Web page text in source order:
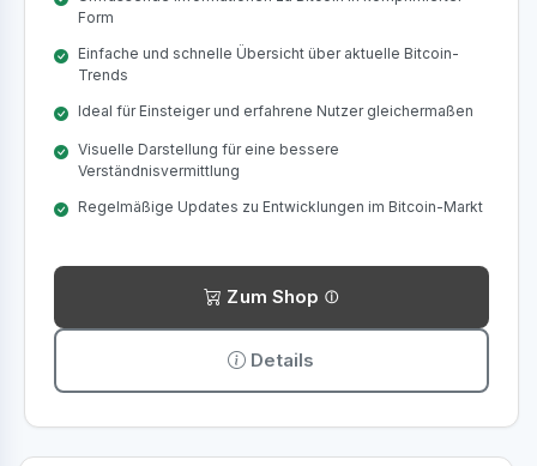
Form
Einfache und schnelle Übersicht über aktuelle Bitcoin-
Trends
Ideal für Einsteiger und erfahrene Nutzer gleichermaßen
Visuelle Darstellung für eine bessere
Verständnisvermittlung
Regelmäßige Updates zu Entwicklungen im Bitcoin-Markt
Zum Shop
Details